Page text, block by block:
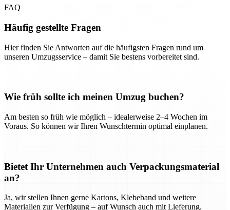
FAQ
Häufig gestellte Fragen
Hier finden Sie Antworten auf die häufigsten Fragen rund um
unseren Umzugsservice – damit Sie bestens vorbereitet sind.
Wie früh sollte ich meinen Umzug buchen?
Am besten so früh wie möglich – idealerweise 2–4 Wochen im
Voraus. So können wir Ihren Wunschtermin optimal einplanen.
Bietet Ihr Unternehmen auch Verpackungsmaterial
an?
Ja, wir stellen Ihnen gerne Kartons, Klebeband und weitere
Materialien zur Verfügung – auf Wunsch auch mit Lieferung.